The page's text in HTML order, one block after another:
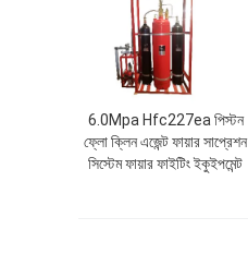
6.0Mpa Hfc227ea পিস্টন
ফ্লো ক্লিন এজেন্ট ফায়ার সাপ্রেশন
সিস্টেম ফায়ার ফাইটিং ইকুইপমেন্ট